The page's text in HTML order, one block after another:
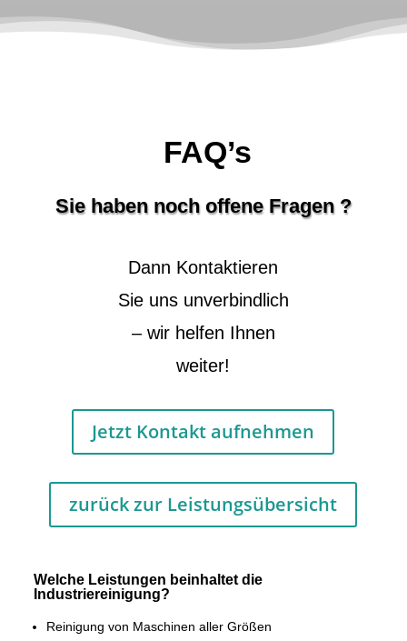
FAQ’s
Sie haben noch offene Fragen ?
Dann Kontaktieren
Sie uns unverbindlich
– wir helfen Ihnen
weiter!
Jetzt Kontakt aufnehmen
zurück zur Leistungsübersicht
Welche Leistungen beinhaltet die
Industriereinigung?
Reinigung von Maschinen aller Größen